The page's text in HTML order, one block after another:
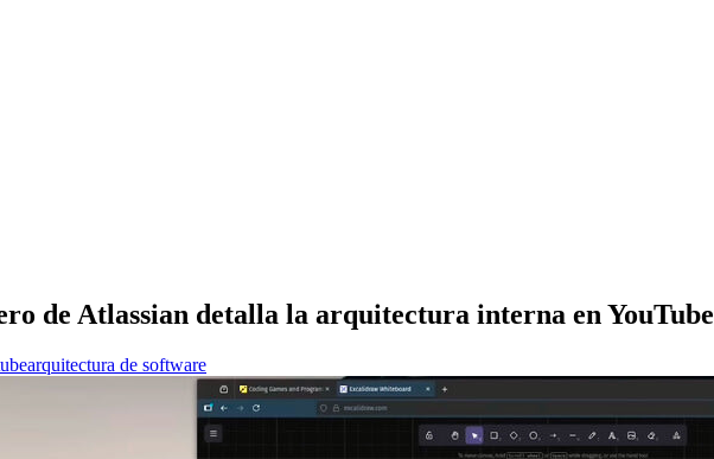
de Atlassian detalla la arquitectura interna en YouTube
arquitectura de software